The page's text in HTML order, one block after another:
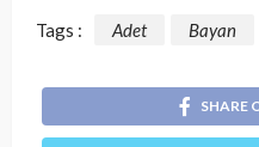
Tags : Adet Bayan
SHARE